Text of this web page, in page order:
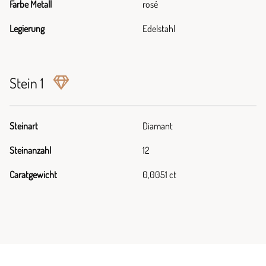
Farbe Metall rosé
Legierung Edelstahl
Stein 1
Steinart Diamant
Steinanzahl 12
Caratgewicht 0,0051 ct